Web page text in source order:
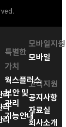
리
리
리
특별한
가치
웍스플러스
보안 및
관리
기능안내
모바일지원
모바일
고객지원
공지사항
자료실
회사소개